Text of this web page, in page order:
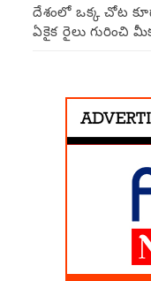
దేశంలో ఒక్క చోట
ఏకైక రైలు గురించి